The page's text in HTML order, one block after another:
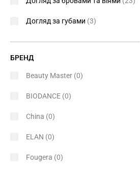
Догляд за губами (3)
БРЕНД
Beauty Master (0)
BIODANCE (0)
China (0)
ELAN (0)
Fougera (0)